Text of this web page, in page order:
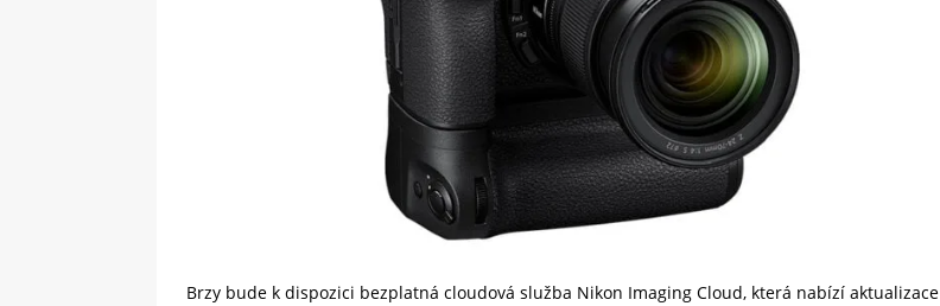
Brzy bude k dispozici bezplatná cloudová služba Nikon Imaging Cloud, která nabízí aktualizace